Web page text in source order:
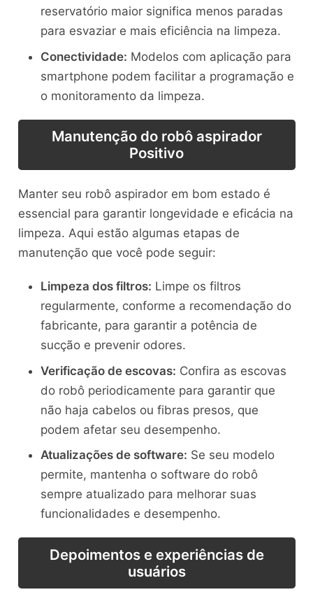
reservatório maior significa menos paradas
para esvaziar e mais eficiência na limpeza.
Conectividade: Modelos com aplicação para
smartphone podem facilitar a programação e
o monitoramento da limpeza.
Manutenção do robô aspirador
Positivo
Manter seu robô aspirador em bom estado é
essencial para garantir longevidade e eficácia na
limpeza. Aqui estão algumas etapas de
manutenção que você pode seguir:
Limpeza dos filtros: Limpe os filtros
regularmente, conforme a recomendação do
fabricante, para garantir a potência de
sucção e prevenir odores.
Verificação de escovas: Confira as escovas
do robô periodicamente para garantir que
não haja cabelos ou fibras presos, que
podem afetar seu desempenho.
Atualizações de software: Se seu modelo
permite, mantenha o software do robô
sempre atualizado para melhorar suas
funcionalidades e desempenho.
Depoimentos e experiências de
usuários